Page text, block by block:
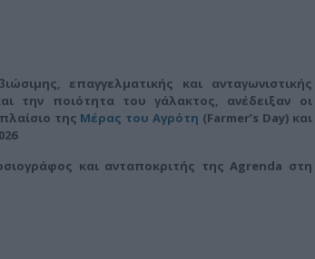
επαγγελματικής και ανταγωνιστικής
την ποιότητα του γάλακτος, ανέδειξαν οι
της Μέρας του Αγρότη (Farmer’s Day) και
και ανταποκριτής της Agrenda στη